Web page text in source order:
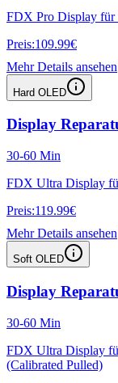
FDX Pro Display für
Preis:109.99€
Mehr Details ansehen
Hard OLED
Display
30-60 Min
FDX Ultra Display
Preis:119.99€
Mehr Details ansehen
Soft OLED
Display
30-60 Min
FDX Ultra Display
(Calibrated Pulled)